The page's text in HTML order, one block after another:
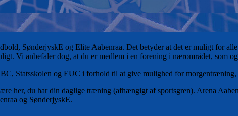
SønderjyskE og Elite Aabenraa. Det betyder at det er muligt for
Vi anbefaler dog, at du er medlem i en forening i nærområdet, som
Statsskolen og EUC i forhold til at give mulighed for
her, du har din daglige træning (afhængigt af sportsgren). Arena
og SønderjyskE.